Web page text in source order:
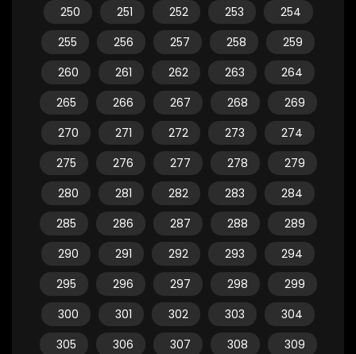
250
251 252 253
254
255
256 257 258
259
260
261 262 263
264
265
266 267 268
269
270
271 272 273
274
275
276 277 278
279
280
281 282 283
284
285
286 287 288
289
290
291 292 293
294
295
296 297 298
299
300
301 302 303
304
305
306 307 308
309